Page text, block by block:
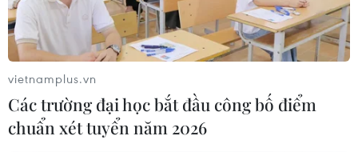
TIN CÙNG CHUYÊN MỤC
Năm học 2026-2027: Không dạy
tiếng Anh
09/08/2026 14:49
vietnamplus.vn
Các trường đại học bắt đầu công bố điểm
chuẩn xét tuyển năm 2026